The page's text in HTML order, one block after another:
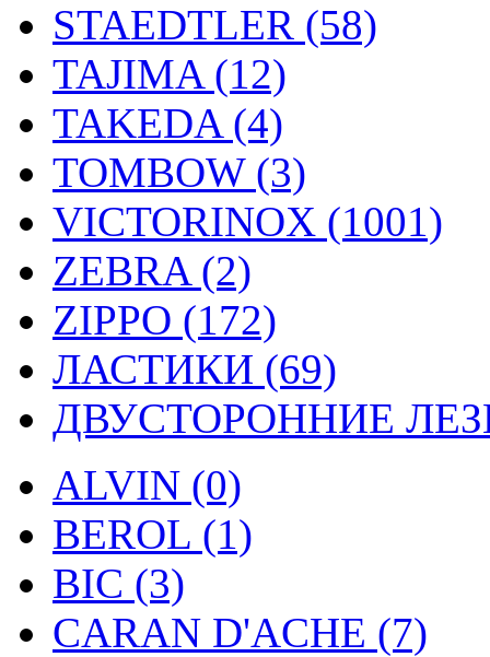
STAEDTLER (58)
TAJIMA (12)
TAKEDA (4)
TOMBOW (3)
VICTORINOX (1001)
ZEBRA (2)
ZIPPO (172)
ЛАСТИКИ (69)
ДВУСТОРОННИЕ
ALVIN (0)
BEROL (1)
BIC (3)
CARAN D'ACHE (7)